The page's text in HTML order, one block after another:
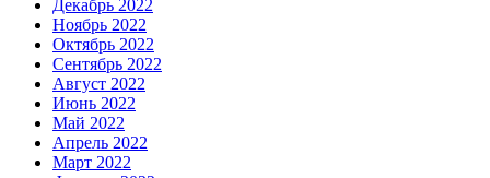
Декабрь 2022
Ноябрь 2022
Октябрь 2022
Сентябрь 2022
Август 2022
Июнь 2022
Май 2022
Апрель 2022
Март 2022